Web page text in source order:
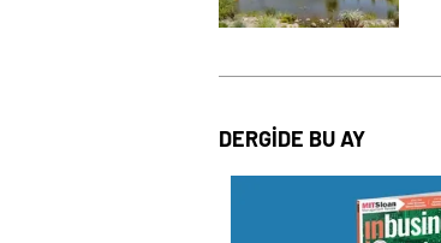
DERGİDE BU AY